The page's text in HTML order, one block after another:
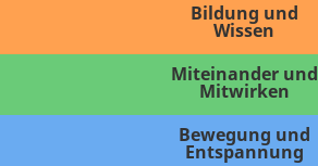
Bildung und
Wissen
Miteinander und
Mitwirken
Bewegung und
Entspannung